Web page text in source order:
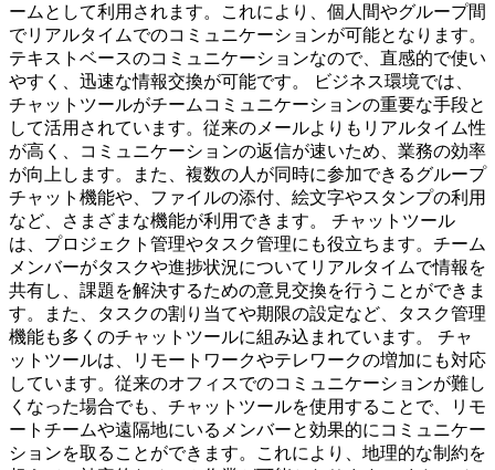
ームとして利用されます。これにより、個人間やグループ間
でリアルタイムでのコミュニケーションが可能となります。
テキストベースのコミュニケーションなので、直感的で使い
やすく、迅速な情報交換が可能です。 ビジネス環境では、
チャットツールがチームコミュニケーションの重要な手段と
して活用されています。従来のメールよりもリアルタイム性
が高く、コミュニケーションの返信が速いため、業務の効率
が向上します。また、複数の人が同時に参加できるグループ
チャット機能や、ファイルの添付、絵文字やスタンプの利用
など、さまざまな機能が利用できます。 チャットツール
は、プロジェクト管理やタスク管理にも役立ちます。チーム
メンバーがタスクや進捗状況についてリアルタイムで情報を
共有し、課題を解決するための意見交換を行うことができま
す。また、タスクの割り当てや期限の設定など、タスク管理
機能も多くのチャットツールに組み込まれています。 チャ
ットツールは、リモートワークやテレワークの増加にも対応
しています。従来のオフィスでのコミュニケーションが難し
くなった場合でも、チャットツールを使用することで、リモ
ートチームや遠隔地にいるメンバーと効果的にコミュニケー
ションを取ることができます。これにより、地理的な制約を